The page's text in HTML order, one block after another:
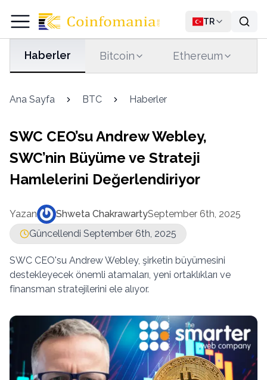
TR
Haberler Bitcoin Ethereum
Ana Sayfa BTC Haberler
SWC CEO’su Andrew Webley,
SWC’nin Büyüme ve Strateji
Hamlelerini Değerlendiriyor
Yazan Shweta ChakrawartySeptember 6th, 2025
Güncellendi September 6th, 2025
SWC CEO'su Andrew Webley, şirketin büyümesini
destekleyecek önemli atamaları, yeni ortaklıkları ve
finansman stratejilerini ele alıyor.